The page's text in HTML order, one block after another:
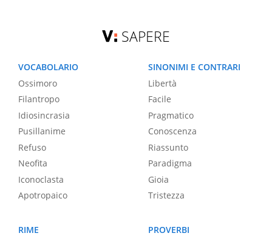
SAPERE
VOCABOLARIO
Ossimoro
Filantropo
Idiosincrasia
Pusillanime
Refuso
Neofita
Iconoclasta
Apotropaico
SINONIMI E CONTRARI
Libertà
Facile
Pragmatico
Conoscenza
Riassunto
Paradigma
Gioia
Tristezza
RIME
PROVERBI